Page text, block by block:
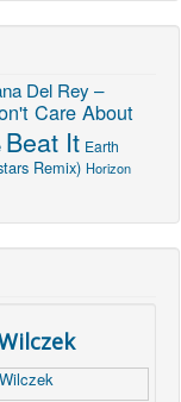
Del Rey –
Care About
Beat It Earth
Remix) Horizon